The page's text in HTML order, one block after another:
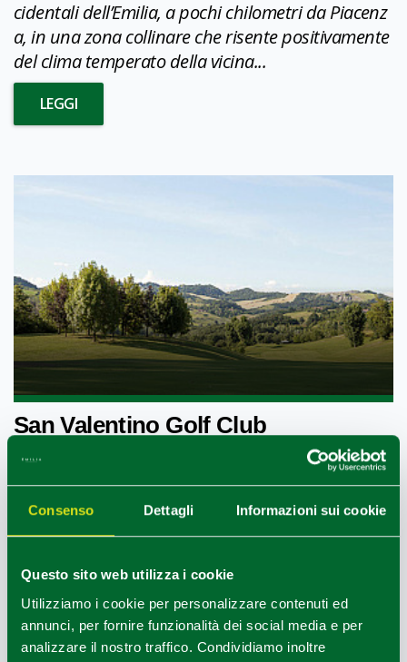
Consenso Dettagli Informazioni sui cookie
Questo sito web utilizza i cookie
Utilizziamo i cookie per personalizzare contenuti ed
annunci, per fornire funzionalità dei social media e per
analizzare il nostro traffico. Condividiamo inoltre
cidentali dell’Emilia, a pochi chilometri da Piacenz
a, in una zona collinare che risente positivamente
del clima temperato della vicina...
LEGGI
San Valentino Golf Club
Nella omonima frazione del comune di Castellara
no, in una vallata a oltre 300 metri sul livello del
mare, immerso in oltre 130 ettari di boschi e prati
verdi, impreziosito da 4 laghi, sorge il San...
LEGGI